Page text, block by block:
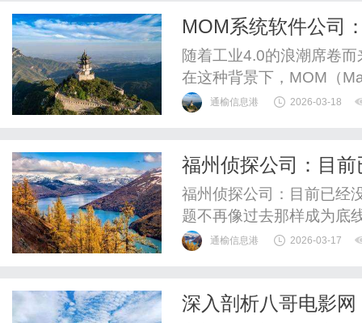
正常反应。找到倾诉的渠
MOM系统软件公司
随着工业4.0的浪潮席卷
在这种背景下，MOM（
运营管理）系统软件公司
的概述MO...
通榆信息港 2026-03-18
福州侦探公司：目
福州侦探公司：目前已经
题不再像过去那样成为底
系，其核心不再仅仅围绕
法正在悄然转变，离婚不
通榆信息港 2026-03-17
深入剖析八哥电影